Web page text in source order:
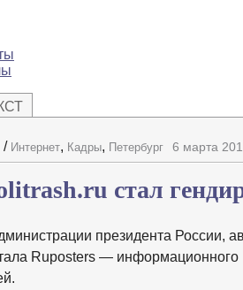
/ Интернет, Кадры, Петербург 6 марта
стал
президента России,
Ruposters — информационного